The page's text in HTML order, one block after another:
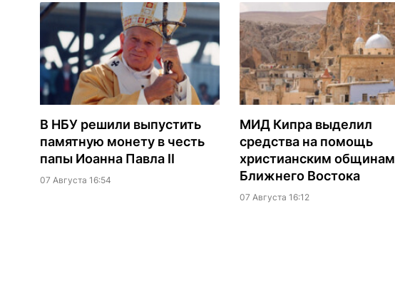
В НБУ решили выпустить
памятную монету в честь
папы Иоанна Павла II
07 Августа 16:54
МИД Кипра выделил
средства на помощь
христианским общинам
Ближнего Востока
07 Августа 16:12